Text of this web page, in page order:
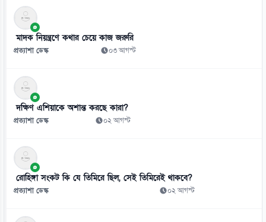
৮
ফেসবুক মন্তব্যের জেরে সরকারি কর্মচারী স্ট্যান্ড রিলিজ
০৬ আগস্ট
নানি-দাদিদের ঘরোয়া রূপচর্চায় ফিরতে পারে ত্বকের প্রাকৃতিক উজ্জ্বলতা
০৬ আগস্ট
১০
০৬ আগস্ট
১১
দেশের ৪ বিভাগে ভারী বৃষ্টিপাতের সতর্কতা
মাদক নিয়ন্ত্রণে কথার চেয়ে কাজ জরুরি
প্রত্যাশা ডেস্ক ০৩ আগস্ট
দক্ষিণ এশিয়াকে অশান্ত করছে কারা?
প্রত্যাশা ডেস্ক ০২ আগস্ট
রোহিঙ্গা সংকট কি যে তিমিরে ছিল, সেই তিমিরেই থাকবে?
প্রত্যাশা ডেস্ক ০২ আগস্ট